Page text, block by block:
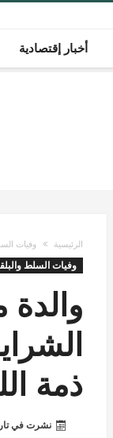
أخبار إقتصادية
الرئيسية وفيات
وفيات السلط
ذمة
نشرت في